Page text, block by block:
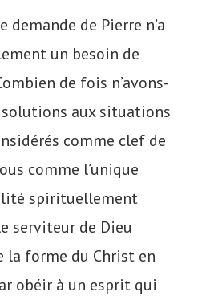
demande de Pierre n’a
un besoin de
de fois n’avons-
solutions aux situations
comme clef de
comme l’unique
spirituellement
serviteur de Dieu
la forme du Christ en
obéir à un esprit qui